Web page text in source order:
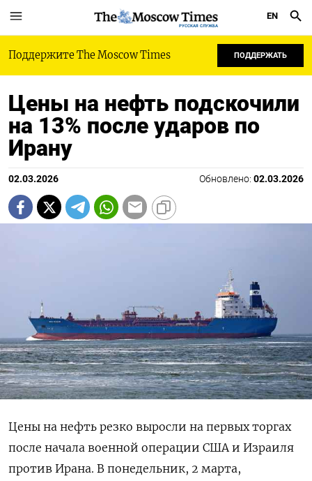
РУССКАЯ СЛУЖБА
EN
Поддержите The Moscow Times ПОДДЕРЖАТЬ
Цены на нефть подскочили
на 13% после ударов по
Ирану
02.03.2026 Обновлено: 02.03.2026
Цены на нефть резко выросли на первых торгах
после начала военной операции США и Израиля
против Ирана. В понедельник, 2 марта,